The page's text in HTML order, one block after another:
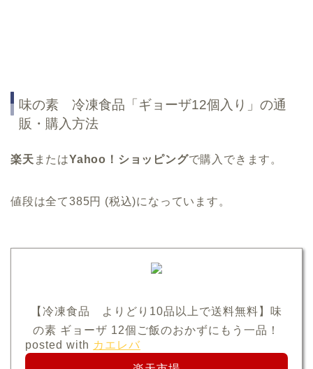
味の素 冷凍食品「ギョーザ12個入り」の通
販・購入方法
楽天 またはYahoo！ショッピングで購入できます。
値段は全て385円 (税込)になっています。
【冷凍食品 よりどり10品以上で送料無料】味
の素 ギョーザ 12個ご飯のおかずにもう一品！
posted with カエレバ